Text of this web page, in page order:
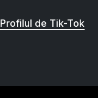
Profilul de Tik-Tok